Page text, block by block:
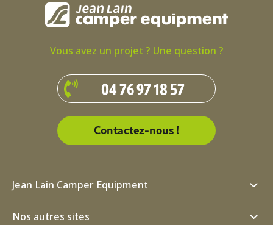
Vous avez un projet ? Une question ?
04 76 97 18 57
Contactez-nous !
Jean Lain Camper Equipment
Nos autres sites